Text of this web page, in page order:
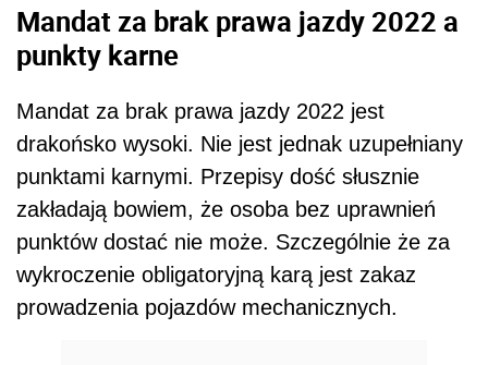
Mandat za brak prawa jazdy 2022 a
punkty karne
Mandat za brak prawa jazdy 2022 jest
drakońsko wysoki. Nie jest jednak uzupełniany
punktami karnymi. Przepisy dość słusznie
zakładają bowiem, że osoba bez uprawnień
punktów dostać nie może. Szczególnie że za
wykroczenie obligatoryjną karą jest zakaz
prowadzenia pojazdów mechanicznych.